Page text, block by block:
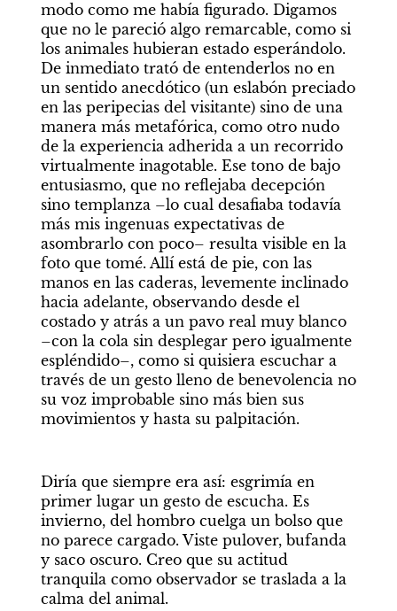
modo como me había figurado. Digamos
que no le pareció algo remarcable, como si
los animales hubieran estado esperándolo.
De inmediato trató de entenderlos no en
un sentido anecdótico (un eslabón preciado
en las peripecias del visitante) sino de una
manera más metafórica, como otro nudo
de la experiencia adherida a un recorrido
virtualmente inagotable. Ese tono de bajo
entusiasmo, que no reflejaba decepción
sino templanza –lo cual desafiaba todavía
más mis ingenuas expectativas de
asombrarlo con poco– resulta visible en la
foto que tomé. Allí está de pie, con las
manos en las caderas, levemente inclinado
hacia adelante, observando desde el
costado y atrás a un pavo real muy blanco
–con la cola sin desplegar pero igualmente
espléndido–, como si quisiera escuchar a
través de un gesto lleno de benevolencia no
su voz improbable sino más bien sus
movimientos y hasta su palpitación.
Diría que siempre era así: esgrimía en
primer lugar un gesto de escucha. Es
invierno, del hombro cuelga un bolso que
no parece cargado. Viste pulover, bufanda
y saco oscuro. Creo que su actitud
tranquila como observador se traslada a la
calma del animal.